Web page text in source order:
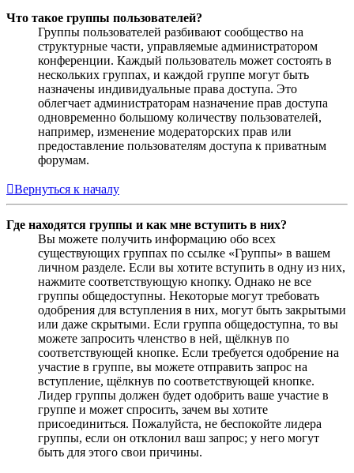
Что такое группы пользователей?
Группы пользователей разбивают сообщество на
структурные части, управляемые администратором
конференции. Каждый пользователь может состоять в
нескольких группах, и каждой группе могут быть
назначены индивидуальные права доступа. Это
облегчает администраторам назначение прав доступа
одновременно большому количеству пользователей,
например, изменение модераторских прав или
предоставление пользователям доступа к приватным
форумам.
Вернуться к началу
Где находятся группы и как мне вступить в них?
Вы можете получить информацию обо всех
существующих группах по ссылке «Группы» в вашем
личном разделе. Если вы хотите вступить в одну из них,
нажмите соответствующую кнопку. Однако не все
группы общедоступны. Некоторые могут требовать
одобрения для вступления в них, могут быть закрытыми
или даже скрытыми. Если группа общедоступна, то вы
можете запросить членство в ней, щёлкнув по
соответствующей кнопке. Если требуется одобрение на
участие в группе, вы можете отправить запрос на
вступление, щёлкнув по соответствующей кнопке.
Лидер группы должен будет одобрить ваше участие в
группе и может спросить, зачем вы хотите
присоединиться. Пожалуйста, не беспокойте лидера
группы, если он отклонил ваш запрос; у него могут
быть для этого свои причины.